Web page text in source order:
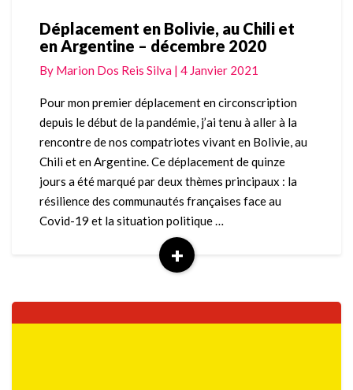
Déplacement
en
au
Chili
en
Argentine
–
décembre
2020
Déplacement en Bolivie, au Chili et
en Argentine – décembre 2020
By Marion Dos Reis Silva | 4 Janvier 2021
Pour mon premier déplacement en circonscription
depuis le début de la pandémie, j’ai tenu à aller à la
rencontre de nos compatriotes vivant en Bolivie, au
Chili et en Argentine. Ce déplacement de quinze
jours a été marqué par deux thèmes principaux : la
résilience des communautés françaises face au
Covid-19 et la situation politique …
+
Read